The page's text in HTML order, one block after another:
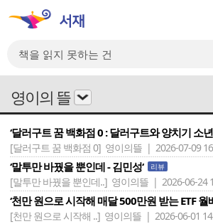
영이의 뜰
‘달러구트 꿈 백화점 0 : 달러구트와 양치기 소
[달러구트 꿈 백화점 0] 영이의뜰 | 2026-07-09
‘말투만 바꿨을 뿐인데 - 김민성‘ 리뷰
[말투만 바꿨을 뿐인데..] 영이의뜰 | 2026-06-24
‘천만 원으로 시작해 매달 500만원 받는 ETF 월
[천만 원으로 시작해 ..] 영이의뜰 | 2026-06-01